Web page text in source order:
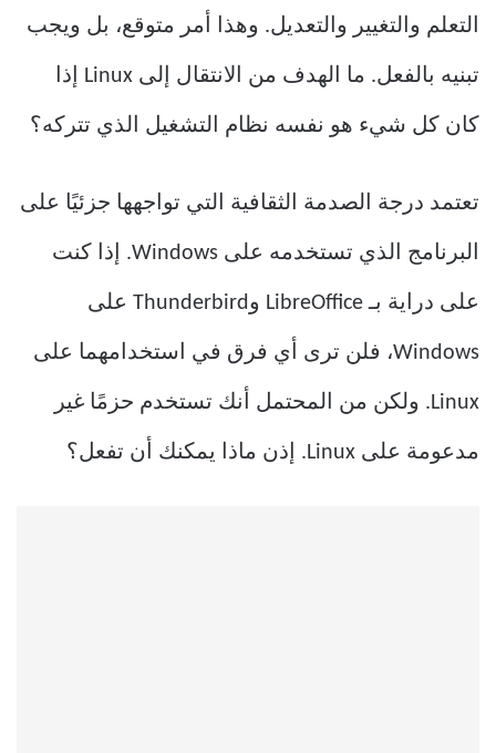
التعلم والتغيير والتعديل. وهذا أمر متوقع، بل ويجب
تبنيه بالفعل. ما الهدف من الانتقال إلى Linux إذا
كان كل شيء هو نفسه نظام التشغيل الذي تتركه؟
تعتمد درجة الصدمة الثقافية التي تواجهها جزئيًا على
البرنامج الذي تستخدمه على Windows. إذا كنت
على دراية بـ LibreOffice وThunderbird على
Windows، فلن ترى أي فرق في استخدامهما على
Linux. ولكن من المحتمل أنك تستخدم حزمًا غير
مدعومة على Linux. إذن ماذا يمكنك أن تفعل؟